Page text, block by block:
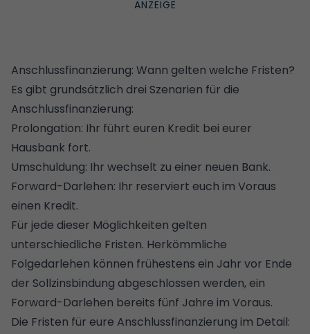
Anschlussfinanzierung: Wann gelten welche Fristen?
Es gibt grundsätzlich drei Szenarien für die
Anschlussfinanzierung:
Prolongation: Ihr führt euren Kredit bei eurer
Hausbank fort.
Umschuldung: Ihr wechselt zu einer neuen Bank.
Forward-Darlehen: Ihr reserviert euch im Voraus
einen Kredit.
Für jede dieser Möglichkeiten gelten
unterschiedliche Fristen. Herkömmliche
Folgedarlehen können frühestens ein Jahr vor Ende
der Sollzinsbindung abgeschlossen werden, ein
Forward-Darlehen bereits fünf Jahre im Voraus.
Die Fristen für eure Anschlussfinanzierung im Detail: